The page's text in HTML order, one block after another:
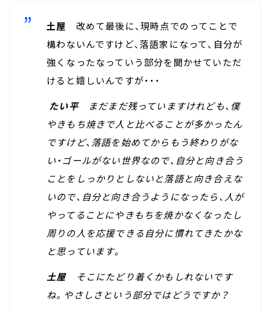
土屋
改めて最後に、現時点でのってことで
構わないんですけど、落語家になって、自分が
強くなったなっていう部分を聞かせていただ
けると嬉しいんですが・・・
たい平まだまだ残っていますけれども、僕
やきもち焼きで人と比べることが多かったん
ですけど、落語を始めてからもう終わりがな
い・ゴールがない世界なので、自分と向き合う
ことをしっかりとしないと落語と向き合えな
いので、自分と向き合うようになったら、人が
やってることにやきもちを焼かなくなったし
周りの人を応援できる自分に慣れてきたかな
と思っています。
土屋そこにたどり着くかもしれないです
ね。やさしさという部分ではどうですか？